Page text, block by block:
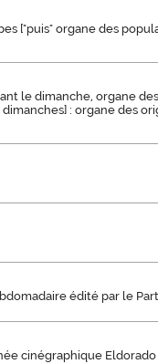
["puis" organe des
le dimanche, organe
: organe des
édité par le
cinégraphique Eldorado